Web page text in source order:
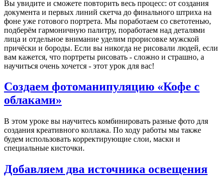
Вы увидите и сможете повторить весь процесс: от создания
документа и первых линий скетча до финального штриха на
фоне уже готового портрета. Мы поработаем со светотенью,
подберём гармоничную палитру, поработаем над деталями
лица и отдельное внимание уделим прорисовке мужской
причёски и бороды. Если вы никогда не рисовали людей, если
вам кажется, что портреты рисовать - сложно и страшно, а
научиться очень хочется - этот урок для вас!
Создаем фотоманипуляцию «Кофе с
облаками»
В этом уроке вы научитесь комбинировать разные фото для
создания креативного коллажа. По ходу работы мы также
будем использовать корректирующие слои, маски и
специальные кисточки.
Добавляем два источника освещения